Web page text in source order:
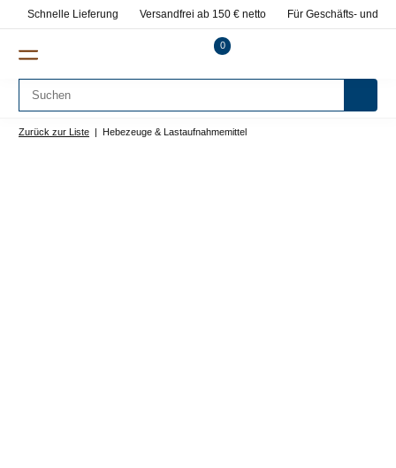
Schnelle Lieferung Versandfrei ab 150 € netto Für Geschäfts- und
0
Zurück zur Liste Hebezeuge & Lastaufnahmemittel